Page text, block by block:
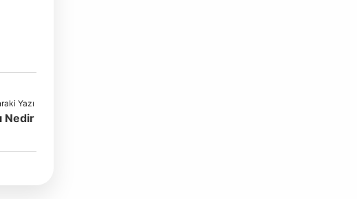
Yazı
Nedir